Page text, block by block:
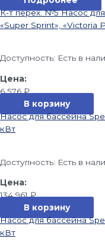
К-т перех. №5 Насос
«Super Sprint», «Victoria
Доступность: Есть в
6 576₽
В корзину
Насос для бассейна
кВт
Доступность: Есть в
134 961₽
В корзину
Насос для бассейна
кВт